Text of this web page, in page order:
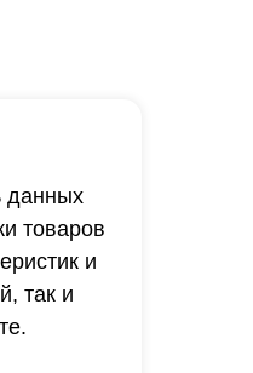
данных
товаров
и
так и